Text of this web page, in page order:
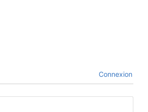
Connexion